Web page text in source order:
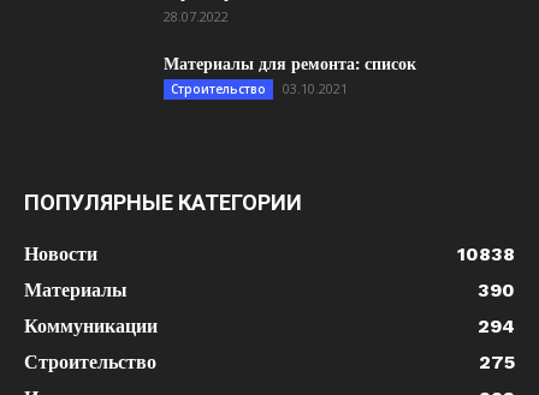
28.07.2022
Материалы для ремонта: список
Строительство 03.10.2021
ПОПУЛЯРНЫЕ КАТЕГОРИИ
Новости
10838
Материалы
390
Коммуникации
294
Строительство
275